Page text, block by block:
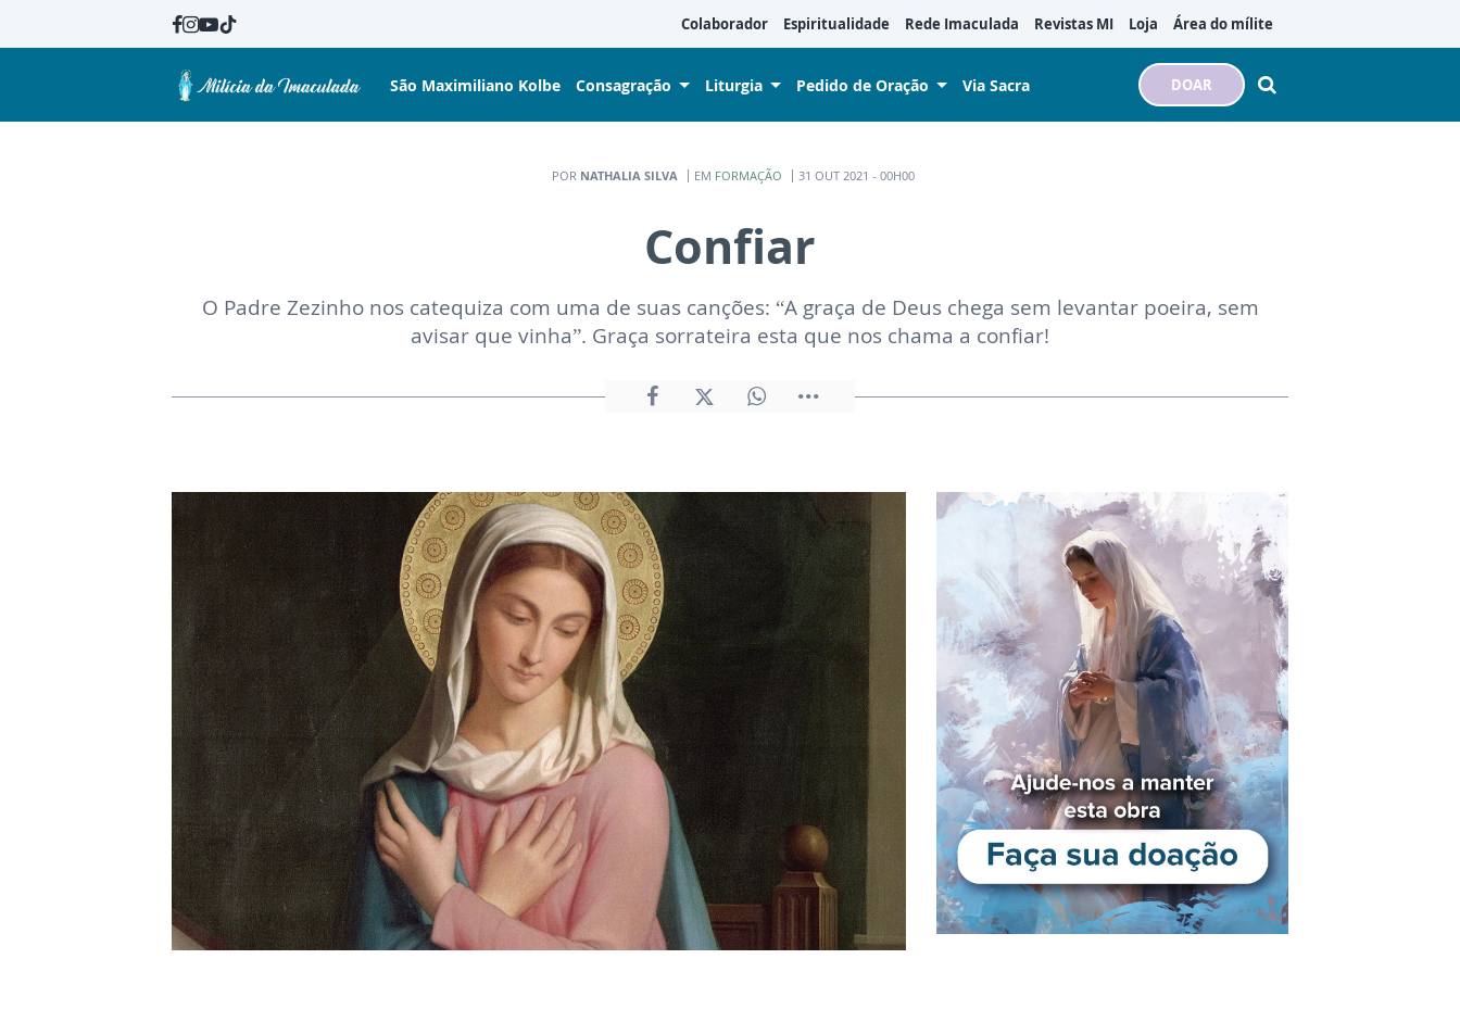
Colaborador Espiritualidade Rede Imaculada Revistas MI Loja Área do mílite
São Maximiliano Kolbe Consagração Liturgia Pedido de Oração Via Sacra DOAR
POR NATHALIA SILVA EM FORMAÇÃO 31 OUT 2021 - 00H00
Confiar
O Padre Zezinho nos catequiza com uma de suas canções: “A graça de Deus chega sem levantar poeira, sem
avisar que vinha”. Graça sorrateira esta que nos chama a confiar!